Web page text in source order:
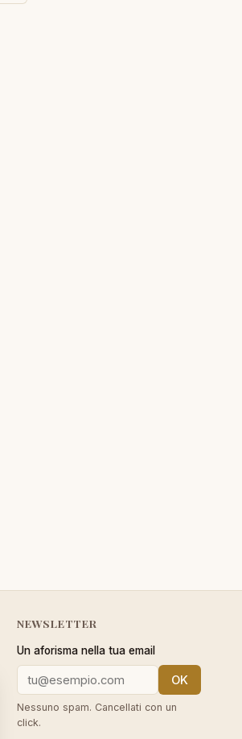
NEWSLETTER
Un aforisma nella tua email
OK
Nessuno spam. Cancellati con un
click.